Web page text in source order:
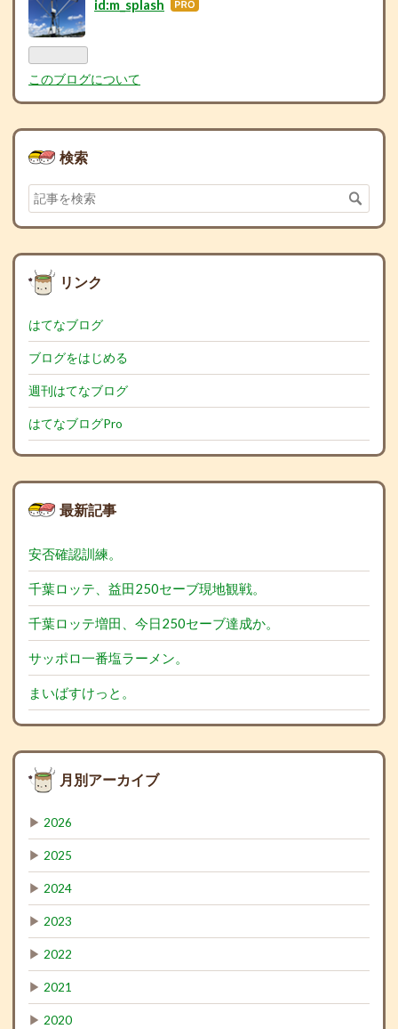
id:m_splash はて
このブログについて
検索
リンク
はてなブログ
ブログをはじめる
週刊はてなブログ
はてなブログPro
最新記事
安否確認訓練。
千葉ロッテ、益田250セーブ現地観戦。
千葉ロッテ増田、今日250セーブ達成か。
サッポロ一番塩ラーメン。
まいばすけっと。
月別アーカイブ
▶ 2026
▶ 2025
▶ 2024
▶ 2023
▶ 2022
▶ 2021
▶ 2020